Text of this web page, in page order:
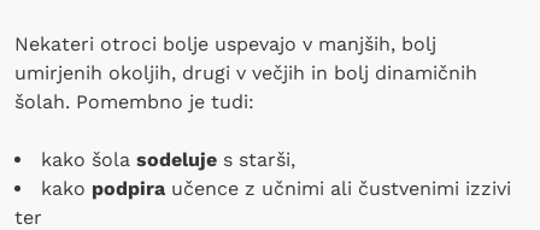
Nekateri otroci bolje uspevajo v manjših, bolj
umirjenih okoljih, drugi v večjih in bolj dinamičnih
šolah. Pomembno je tudi:
kako šola sodeluje s starši,
kako podpira učence z učnimi ali čustvenimi izzivi
ter